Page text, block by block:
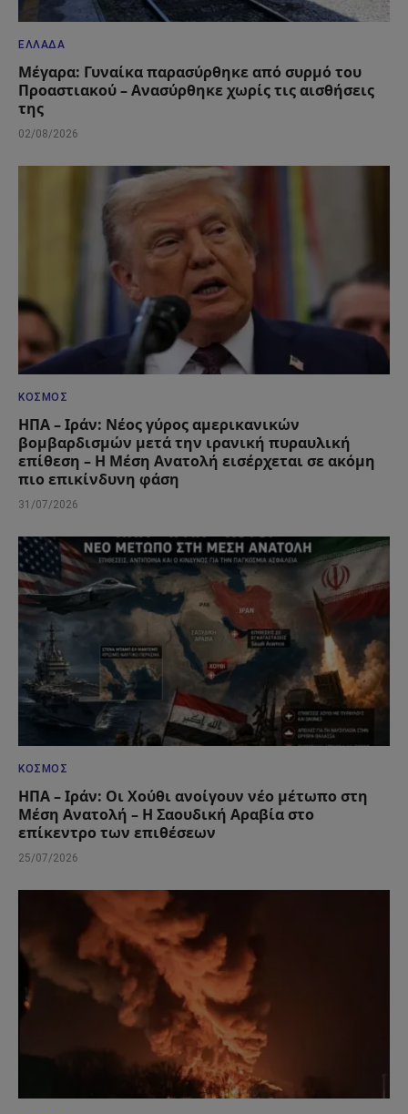
ΕΛΛΆΔΑ
Μέγαρα: Γυναίκα παρασύρθηκε από συρμό του
Προαστιακού – Ανασύρθηκε χωρίς τις αισθήσεις
της
02/08/2026
ΚΌΣΜΟΣ
ΗΠΑ – Ιράν: Νέος γύρος αμερικανικών
βομβαρδισμών μετά την ιρανική πυραυλική
επίθεση – Η Μέση Ανατολή εισέρχεται σε ακόμη
πιο επικίνδυνη φάση
31/07/2026
ΚΌΣΜΟΣ
ΗΠΑ – Ιράν: Οι Χούθι ανοίγουν νέο μέτωπο στη
Μέση Ανατολή – Η Σαουδική Αραβία στο
επίκεντρο των επιθέσεων
25/07/2026